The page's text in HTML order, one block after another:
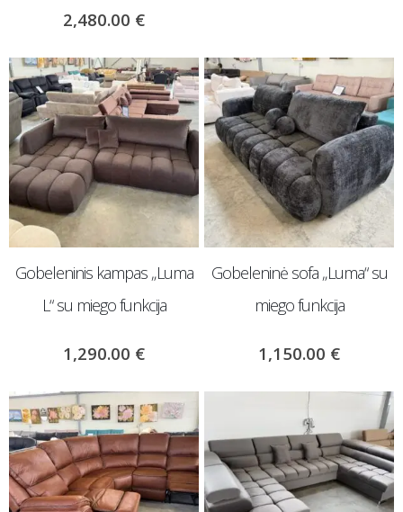
2,480.00 €
Gobeleninis kampas „Luma
L“ su miego funkcija
1,290.00 €
Gobeleninė sofa „Luma“ su
miego funkcija
1,150.00 €